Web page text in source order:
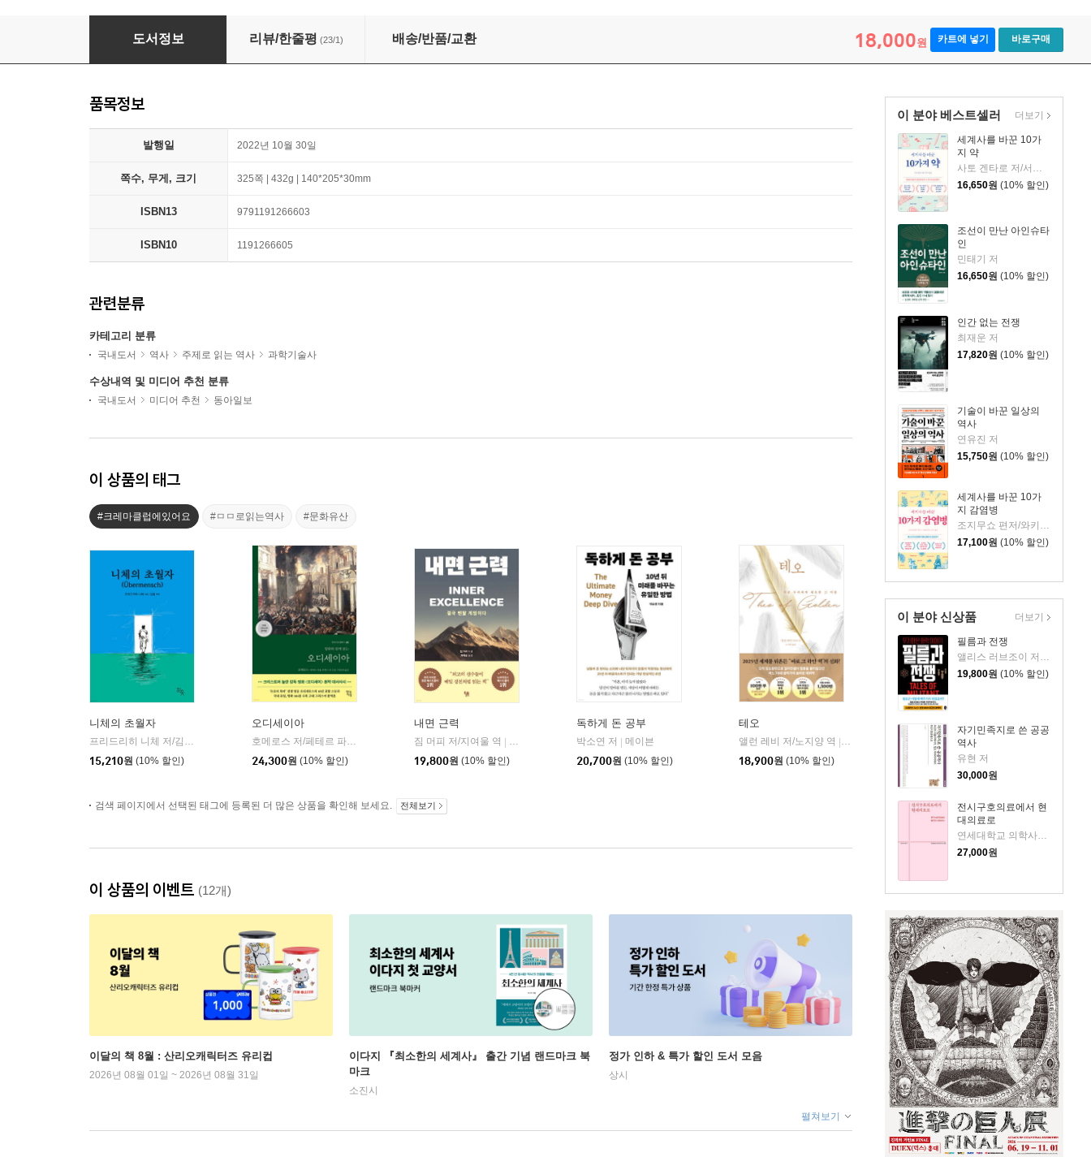
과학으로 보는 문화유산
도서정보 리뷰/한줄평 (23/1) 배송/반품/교환 18,000원 카트에 넣기 바로구매
이 분야 베스트셀러
세계사를 바꾼 10가
지 약
사토 겐타로 저/서수지 역
16,650원 (10% 할인)
조선이 만난 아인슈타
인
민태기 저
16,650원 (10% 할인)
인간 없는 전쟁
최재운 저
17,820원 (10% 할인)
기술이 바꾼 일상의
역사
연유진 저
15,750원 (10% 할인)
세계사를 바꾼 10가
지 감염병
조지무쇼 편저/와키무라 고헤이 감수/서수지 역
17,100원 (10% 할인)
더보기
이 분야 신상품
필름과 전쟁
19,800원 (10% 할인)
자기민족지로 쓴 공공
역사
유현 저
30,000원
전시구호의료에서 현
대의료로
연세대학교 의학사연구소 역
27,000원
더보기
품목정보
발행일 2022년 10월 30일
쪽수, 무게, 크기 325쪽 | 432g | 140*205*30mm
ISBN13 9791191266603
ISBN10 1191266605
관련분류
카테고리 분류
국내도서 역사 주제로 읽는 역사 과학기술사
수상내역 및 미디어 추천 분류
국내도서 미디어 추천 동아일보
이 상품의 태그
#크레마클럽에있어요 #ㅁㅁ로읽는역사 #문화유산
니체의 초월자
프리드리히 니체 저/김철 편역
15,210원 (10% 할인)
오디세이아
호메로스 저/페테르 파울 루벤스 그림/박문재 역 | 현대지성
24,300원 (10% 할인)
내면 근력
짐 머피 저/지여울 역
윌북(willbook)
19,800원 (10% 할인)
독하게 돈 공부
박소연 저
메이븐
20,700원 (10% 할인)
테오
앨런 레비 저/노지양 역
오팬하우스
18,900원 (10% 할인)
검색 페이지에서 선택된 태그에 등록된 더 많은 상품을 확인해 보세요. 전체보기
이 상품의 이벤트 (12개)
이달의 책 8월 : 산리오캐릭터즈 유리컵
2026년 08월 01일 ~ 2026년 08월 31일
이다지 『최소한의 세계사』 출간 기념 랜드마크 북
마크
소진시
정가 인하 & 특가 할인 도서 모음
상시
펼쳐보기